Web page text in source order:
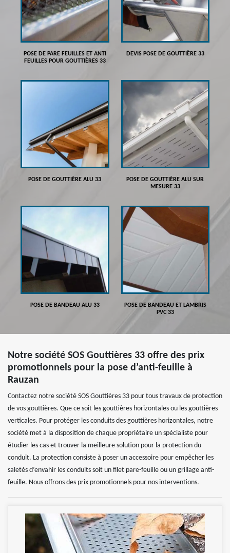
POSE DE PARE FEUILLES ET ANTI
FEUILLES POUR GOUTTIÈRES 33
DEVIS POSE DE GOUTTIÈRE 33
POSE DE GOUTTIÈRE ALU 33
POSE DE GOUTTIÈRE ALU SUR
MESURE 33
POSE DE BANDEAU ALU 33
POSE DE BANDEAU ET LAMBRIS
PVC 33
Notre société SOS Gouttières 33 offre des prix
promotionnels pour la pose d’anti-feuille à
Rauzan
Contactez notre société SOS Gouttières 33 pour tous travaux de protection
de vos gouttières. Que ce soit les gouttières horizontales ou les gouttières
verticales. Pour protéger les conduits des gouttières horizontales, notre
société met à la disposition de chaque propriétaire un spécialiste pour
étudier les cas et trouver la meilleure solution pour la protection du
conduit. La protection consiste à poser un accessoire pour empêcher les
saletés d’envahir les conduits soit un filet pare-feuille ou un grillage anti-
feuille. Nous offrons des prix promotionnels pour nos interventions.